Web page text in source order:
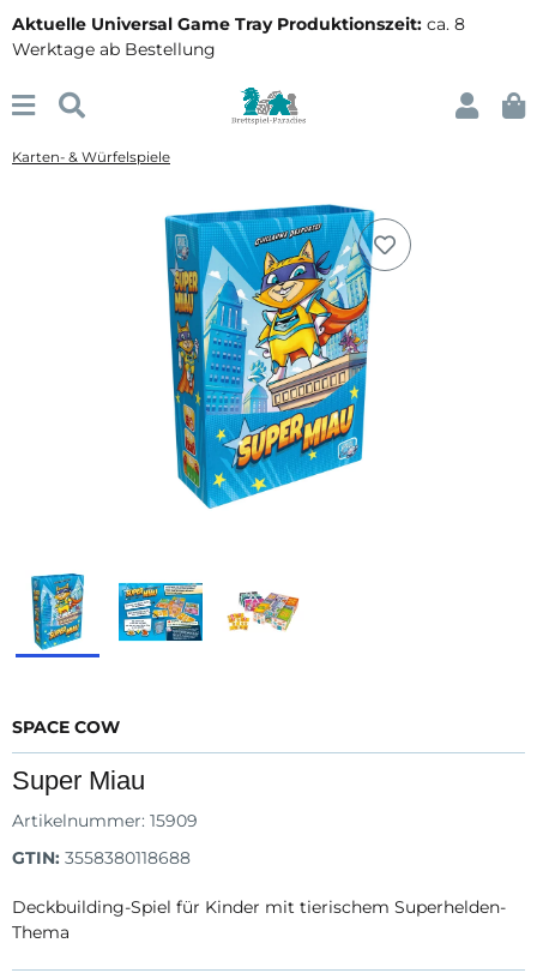
Aktuelle Universal Game Tray Produktionszeit: ca. 8
Werktage ab Bestellung
Karten- & Würfelspiele
SPACE COW
Super Miau
Artikelnummer: 15909
GTIN: 3558380118688
Deckbuilding-Spiel für Kinder mit tierischem Superhelden-
Thema